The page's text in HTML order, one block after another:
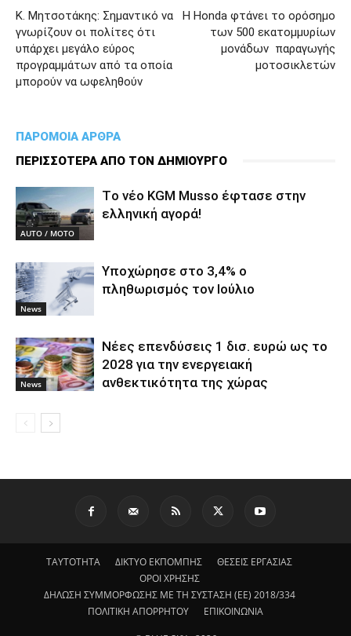
Κ. Μητσοτάκης: Σημαντικό να
γνωρίζουν οι πολίτες ότι
υπάρχει μεγάλο εύρος
προγραμμάτων από τα οποία
μπορούν να ωφεληθούν
Η Honda φτάνει το ορόσημο
των 500 εκατομμυρίων
μονάδων παραγωγής
μοτοσικλετών
ΠΑΡΟΜΟΙΑ ΑΡΘΡΑ
ΠΕΡΙΣΣΟΤΕΡΑ ΑΠΟ ΤΟΝ ΔΗΜΙΟΥΡΓΟ
AUTO / MOTO
Tο νέο KGM Musso έφτασε στην
ελληνική αγορά!
News
Υποχώρησε στο 3,4% ο
πληθωρισμός τον Ιούλιο
News
Νέες επενδύσεις 1 δισ. ευρώ ως το
2028 για την ενεργειακή
ανθεκτικότητα της χώρας
ΤΑΥΤΟΤΗΤΑ ΔΙΚΤΥΟ ΕΚΠΟΜΠΗΣ
ΘΕΣΕΙΣ ΕΡΓΑΣΙΑΣ
ΟΡΟΙ ΧΡΗΣΗΣ
ΔΗΛΩΣΗ ΣΥΜΜΟΡΦΩΣΗΣ ΜΕ ΤΗ ΣΥΣΤΑΣΗ (ΕΕ) 2018/334
ΠΟΛΙΤΙΚΗ ΑΠΟΡΡΗΤΟΥ
ΕΠΙΚΟΙΝΩΝΙΑ